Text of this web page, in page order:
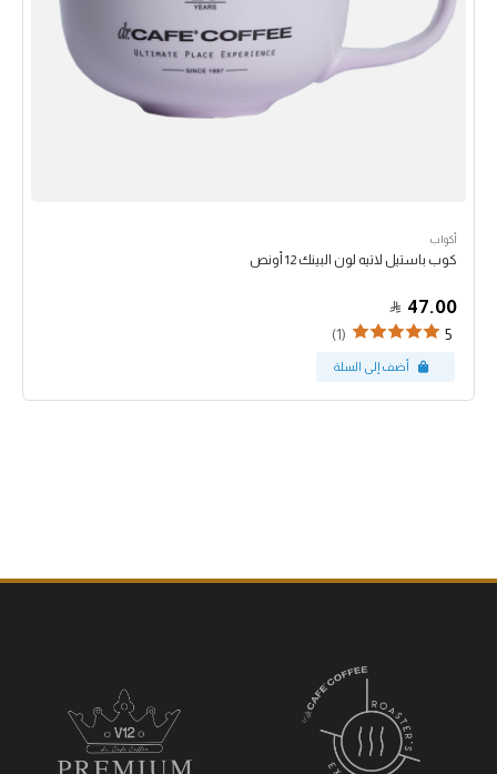
أكواب
كوب باستيل لاتيه لون البينك 12 أونص
47.00
5
(1)